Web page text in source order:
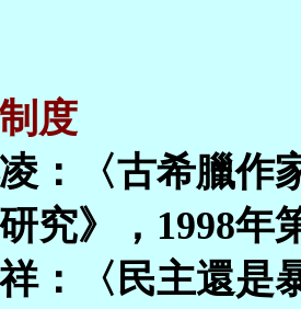
度
：〈古希臘作
究》，1998年
：〈民主還是